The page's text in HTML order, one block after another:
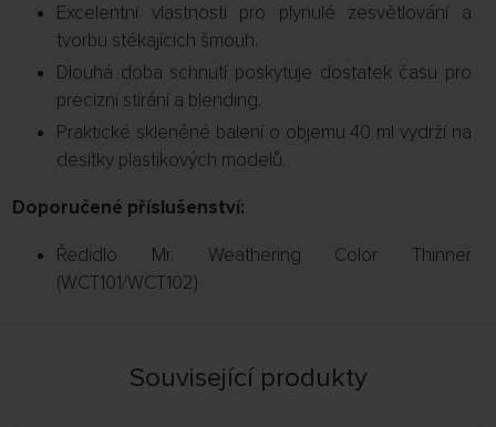
Excelentní vlastnosti pro plynulé zesvětlování a
tvorbu stékajících šmouh.
Dlouhá doba schnutí poskytuje dostatek času pro
precizní stírání a blending.
Praktické skleněné balení o objemu 40 ml vydrží na
desítky plastikových modelů.
Doporučené příslušenství:
Ředidlo Mr. Weathering Color Thinner
(WCT101/WCT102)
Související produkty